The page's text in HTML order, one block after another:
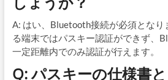
A: はい、Bluetooth接続が必須となり
る端末ではパスキー認証ができず、
一定距離内でのみ認証が行えます。
Q: パスキーの仕様書と